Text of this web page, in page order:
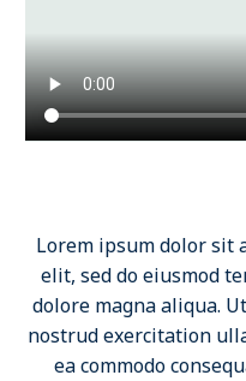
Lorem ipsum dolor sit
elit, sed do eiusmod
dolore magna aliqua.
nostrud exercitation
ea commodo